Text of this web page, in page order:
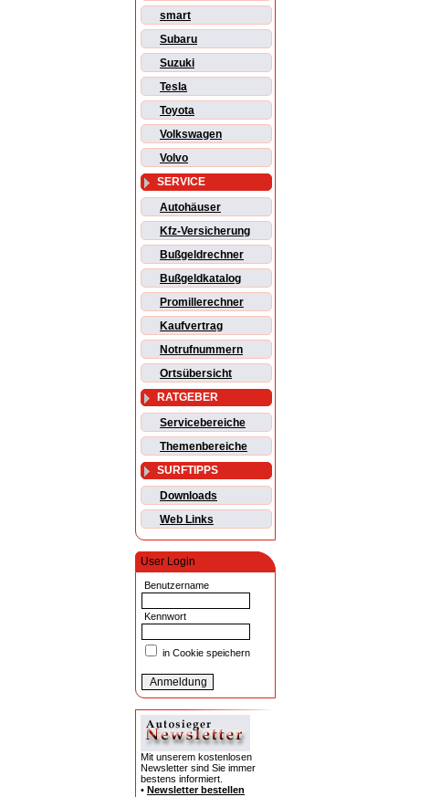
smart
Subaru
Suzuki
Tesla
Toyota
Volkswagen
Volvo
SERVICE
Autohäuser
Kfz-Versicherung
Bußgeldrechner
Bußgeldkatalog
Promillerechner
Kaufvertrag
Notrufnummern
Ortsübersicht
RATGEBER
Servicebereiche
Themenbereiche
SURFTIPPS
Downloads
Web Links
User Login
Benutzername
Kennwort
in Cookie speichern
Mit unserem kostenlosen
Newsletter sind Sie immer
bestens informiert.
• Newsletter bestellen